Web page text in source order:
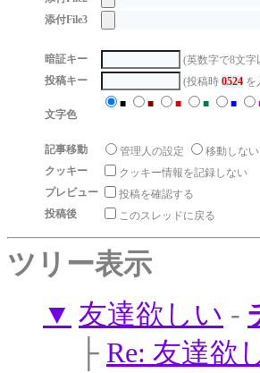
添付File3
暗証キー
(英数字で8文字
投稿キー
(投稿時 0524 を
文字色
■ ■ ■ ■ ■
記事移動 管理人の設定 移動しない
クッキー
クッキー情報を記録しない
プレビュー
投稿を確認する
投稿後
このスレッドに戻る
ツリー表示
▼ 友達欲しい -
├ Re: 友達欲